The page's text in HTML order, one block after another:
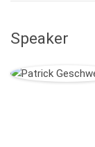
Speaker